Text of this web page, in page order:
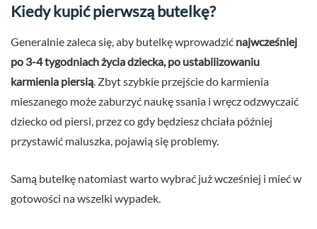
Kiedy kupić pierwszą butelkę?
Generalnie zaleca się, aby butelkę wprowadzić najwcześniej
po 3-4 tygodniach życia dziecka, po ustabilizowaniu
karmienia piersią . Zbyt szybkie przejście do karmienia
mieszanego może zaburzyć naukę ssania i wręcz odzwyczaić
dziecko od piersi, przez co gdy będziesz chciała później
przystawić maluszka, pojawią się problemy.
Samą butelkę natomiast warto wybrać już wcześniej i mieć w
gotowości na wszelki wypadek.